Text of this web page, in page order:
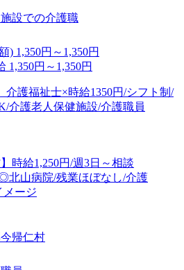
設での介護職
) 1,350円～1,350円
1,350円～1,350円
介護福祉士×時給1350円/シフト制/
介護老人保健施設/介護職員
帰仁村